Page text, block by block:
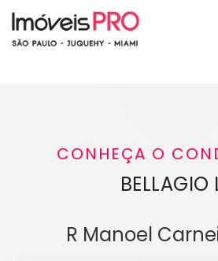
CONHEÇA O
BELLAGIO
R Manoel